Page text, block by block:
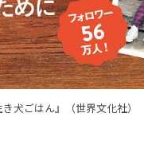
犬ごはん』（世界文化社）